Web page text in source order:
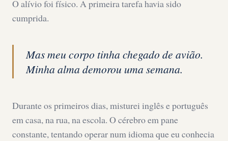
O alívio foi físico. A primeira tarefa havia sido
cumprida.
Mas meu corpo tinha chegado de avião.
Minha alma demorou uma semana.
Durante os primeiros dias, misturei inglês e português
em casa, na rua, na escola. O cérebro em pane
constante, tentando operar num idioma que eu conhecia